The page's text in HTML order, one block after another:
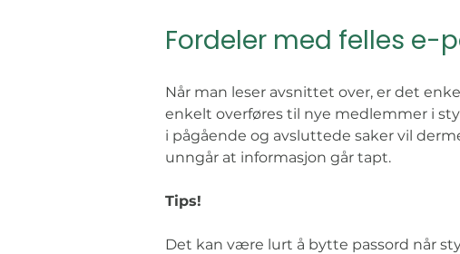
Fordeler med felles e-
Når man leser avsnittet over, er det
enkelt overføres til nye medlemmer i
i pågående og avsluttede saker vil
unngår at informasjon går tapt.
Tips!
Det kan være lurt å bytte passord når